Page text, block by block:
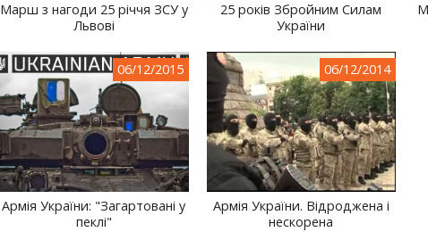
Марш з нагоди 25 річчя ЗСУ у
Львові
25 років Збройним Силам
України
06/12/2015
Армія України: "Загартовані у
пеклi"
06/12/2014
Армія України. Відроджена і
нескорена